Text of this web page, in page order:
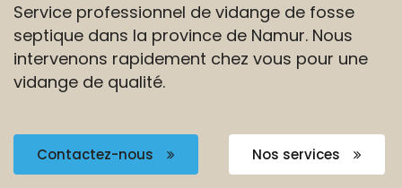
Service professionnel de vidange de fosse
septique dans la province de Namur. Nous
intervenons rapidement chez vous pour une
vidange de qualité.
Contactez-nous Nos services